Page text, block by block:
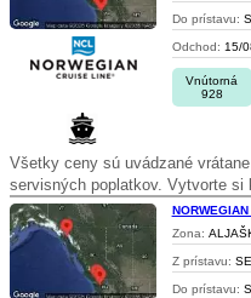
Do prístavu:
Odchod: 15/
Vnútorná
928
Všetky ceny sú uvádzané
servisných poplatkov. Vytvorte si
Zona:
Z prístavu:
Do prístavu: